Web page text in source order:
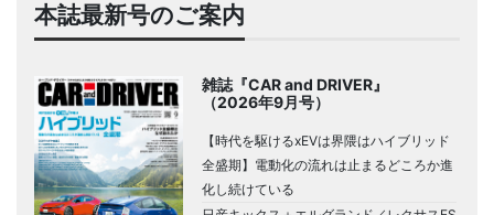
本誌最新号のご案内
雑誌『CAR and DRIVER』
（2026年9月号）
【時代を駆けるxEVは界隈はハイブリッド
全盛期】電動化の流れは止まるどころか進
化し続けている